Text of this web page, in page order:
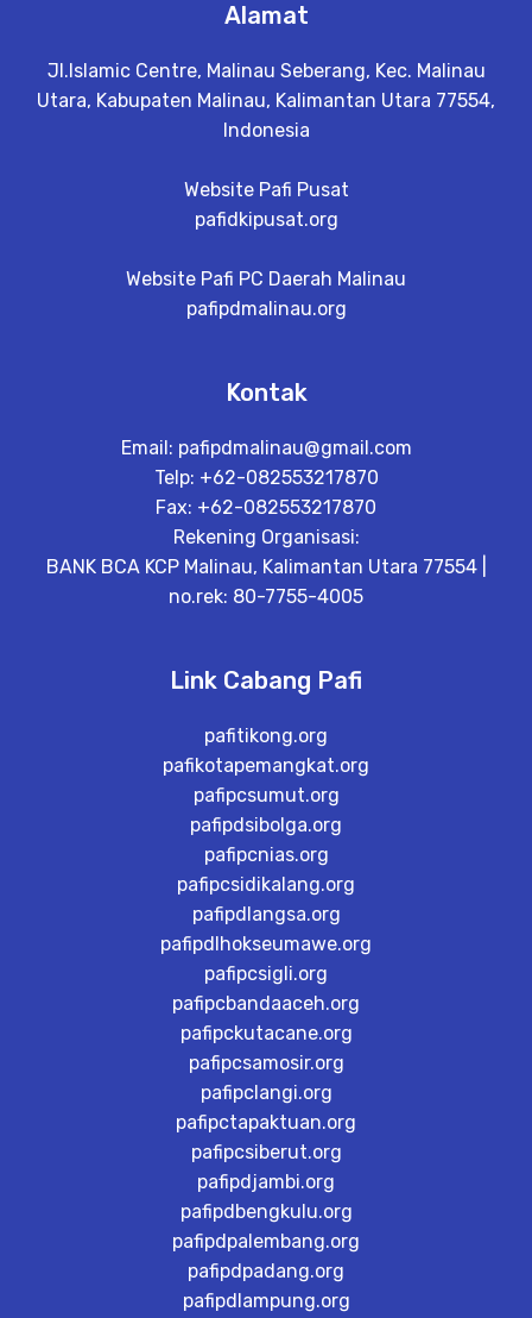
Alamat
Jl.Islamic Centre, Malinau Seberang, Kec. Malinau
Utara, Kabupaten Malinau, Kalimantan Utara 77554,
Indonesia
Website Pafi Pusat
pafidkipusat.org
Website Pafi PC Daerah Malinau
pafipdmalinau.org
Kontak
Email: pafipdmalinau@gmail.com
Telp: +62-082553217870
Fax: +62-082553217870
Rekening Organisasi:
BANK BCA KCP Malinau, Kalimantan Utara 77554 |
no.rek: 80-7755-4005
Link Cabang Pafi
pafitikong.org
pafikotapemangkat.org
pafipcsumut.org
pafipdsibolga.org
pafipcnias.org
pafipcsidikalang.org
pafipdlangsa.org
pafipdlhokseumawe.org
pafipcsigli.org
pafipcbandaaceh.org
pafipckutacane.org
pafipcsamosir.org
pafipclangi.org
pafipctapaktuan.org
pafipcsiberut.org
pafipdjambi.org
pafipdbengkulu.org
pafipdpalembang.org
pafipdpadang.org
pafipdlampung.org